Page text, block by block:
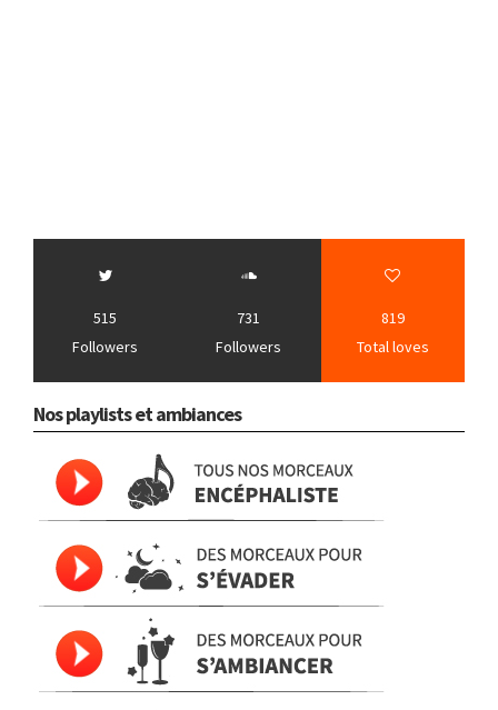
515
Followers
731
Followers
819
Total loves
Nos playlists et ambiances